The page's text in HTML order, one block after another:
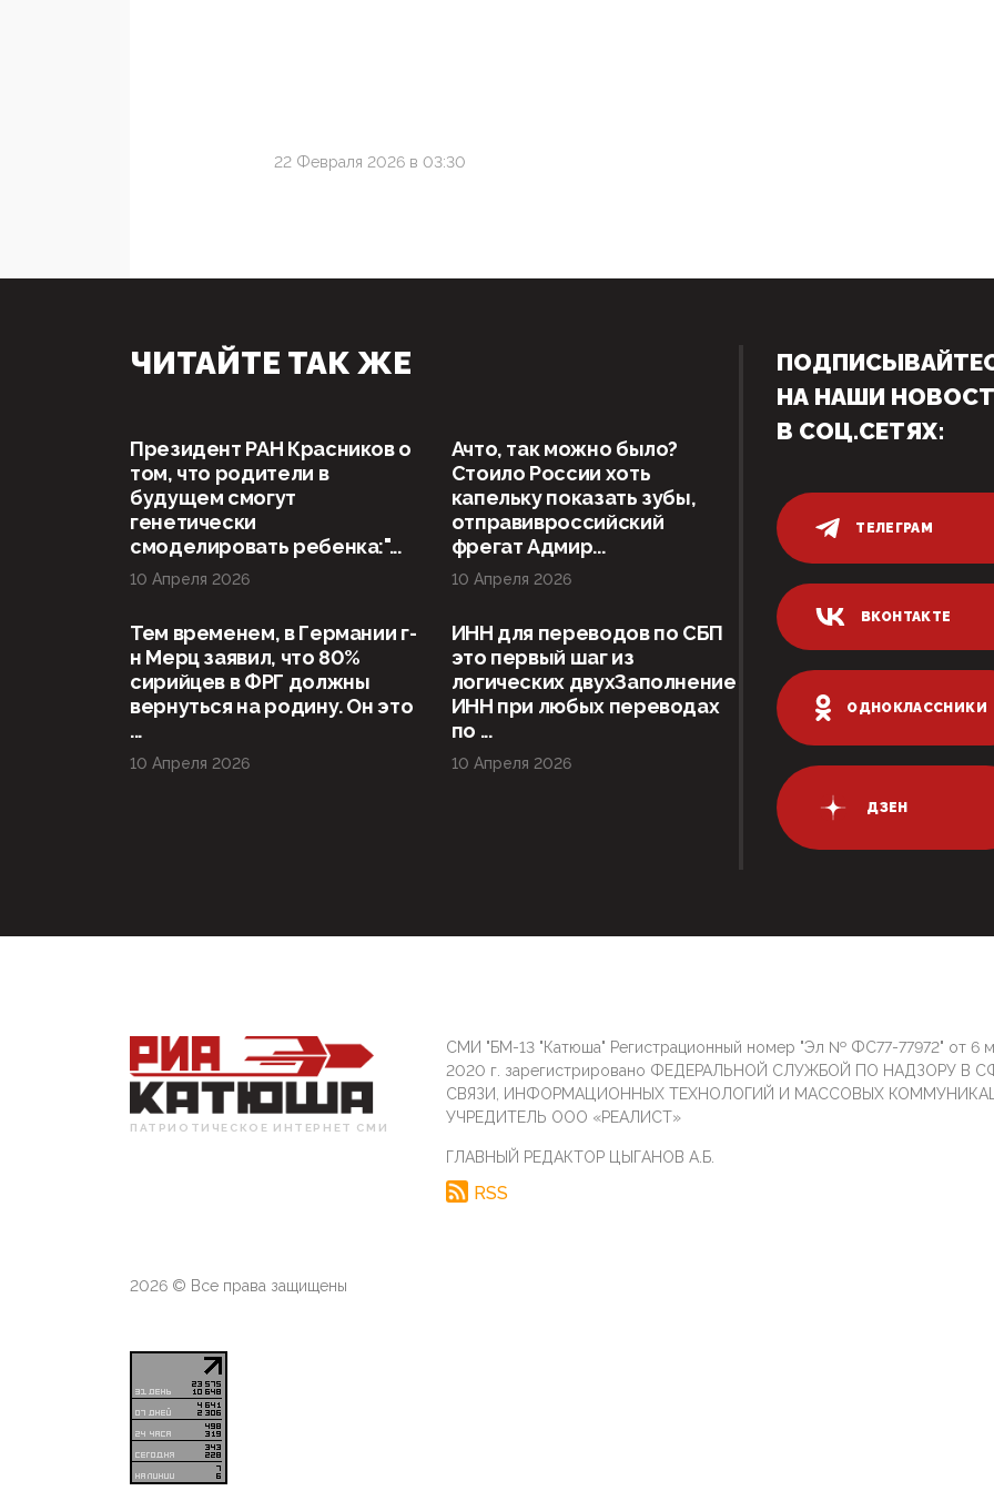
22 Февраля 2026 в 03:30
ЧИТАЙТЕ ТАК ЖЕ
Президент РАН Красников о
том, что родители в
будущем смогут
генетически
смоделировать ребенка:"...
10 Апреля 2026
Ачто, так можно было?
Стоило России хоть
капельку показать зубы,
отправивроссийский
фрегат Адмир...
10 Апреля 2026
Тем временем, в Германии г-
н Мерц заявил, что 80%
сирийцев в ФРГ должны
вернуться на родину. Он это
...
10 Апреля 2026
ИНН для переводов по СБП
это первый шаг из
логических двухЗаполнение
ИНН при любых переводах
по ...
10 Апреля 2026
НА НАШИ
В СОЦ.СЕТЯХ:
ТЕЛЕГРАМ
ВКОНТАКТЕ
ОДНОКЛАССНИКИ
ДЗЕН
ПАТРИОТИЧЕСКОЕ ИНТЕРНЕТ СМИ
СМИ "БМ-13 "Катюша" Регистрационный номер "Эл № ФС77-77972" от 6
2020 г. зарегистрировано ФЕДЕРАЛЬНОЙ СЛУЖБОЙ ПО НАДЗОРУ В
СВЯЗИ, ИНФОРМАЦИОННЫХ ТЕХНОЛОГИЙ И МАССОВЫХ
УЧРЕДИТЕЛЬ ООО «РЕАЛИСТ»
ГЛАВНЫЙ РЕДАКТОР ЦЫГАНОВ А.Б.
RSS
2026 © Все права защищены